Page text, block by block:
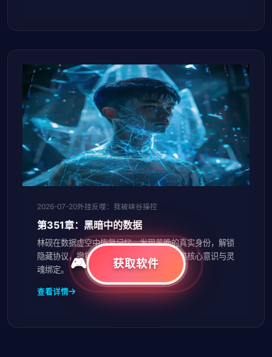
2026-07-20外挂反噬：我被峡谷操控
第351章：黑暗中的数据
林砚在数据虚空中恢复记忆，发现苏晚的真实身份，解锁
隐藏协议，撤销格式化程序，却发现裁决塔核心意识与灵
魂绑定。
查看详情
获取软件